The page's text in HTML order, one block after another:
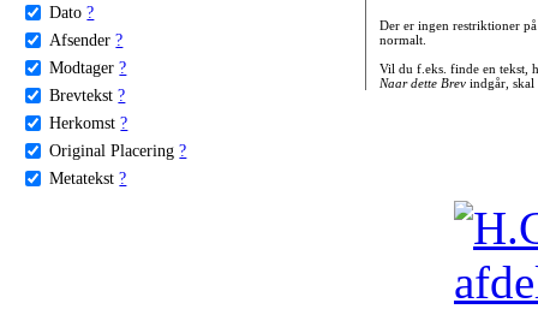
Dato ?
Afsender ?
Modtager ?
Brevtekst ?
Herkomst ?
Original Placering ?
Metatekst ?
Der er ingen restriktioner
normalt.
Vil du f.eks. finde en tekst,
Naar dette Brevindgår, skal